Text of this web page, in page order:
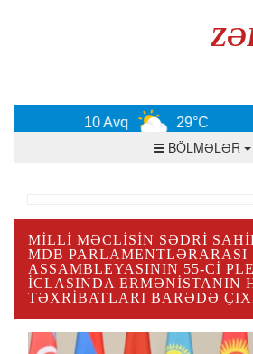
10 Avq 29°C
BÖLMƏLƏR
MILLI MƏCLISIN SƏDRI
MDB PARLAMENTLƏRARASI
ASSAMBLEYASININ 55-CI
ICLASINDA ERMƏNISTANIN
TƏXRIBATLARI BARƏDƏ